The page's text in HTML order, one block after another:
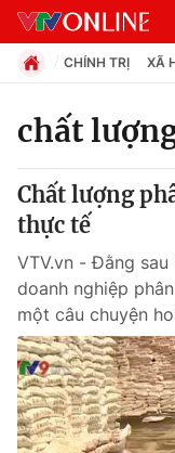
Chuyên mục
Chính trị
Xã hội
Pháp luật
Y tế
CHÍNH TRỊ XÃ
chất
Chất lượng
thực tế
VTV.vn - Đằng
doanh nghiệp
một câu chuyện